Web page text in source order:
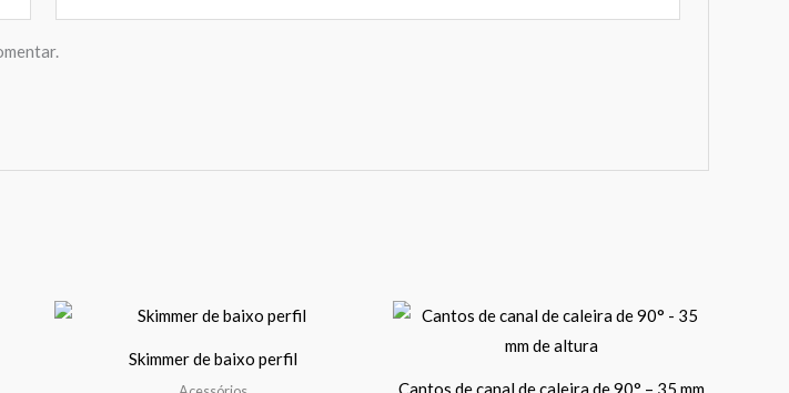
Skimmer de baixo perfil
This
Cantos de canal de caleira de 90° – 35 mm
Price
range:
58,00 €
This